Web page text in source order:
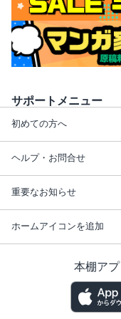
サポートメニュー
初めての方へ
ヘルプ・お問合せ
重要なお知らせ
ホームアイコンを追加
本棚ア